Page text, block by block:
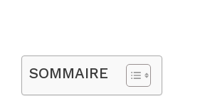
SOMMAIRE